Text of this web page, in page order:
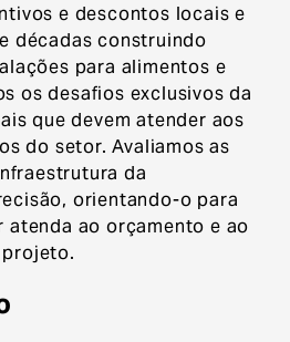
e descontos locais e
décadas construindo
para alimentos e
os desafios exclusivos da
que devem atender aos
do setor. Avaliamos as
da
orientando-o para
atenda ao orçamento e ao